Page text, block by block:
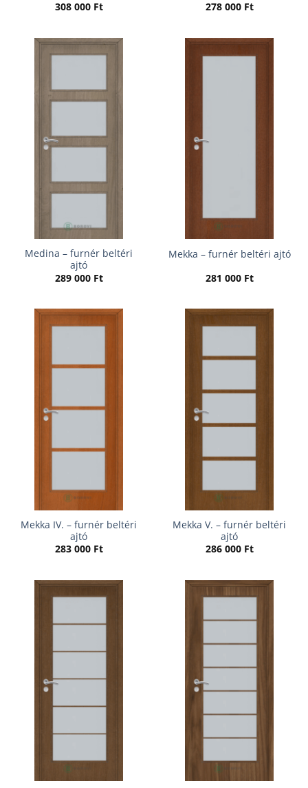
308 000 Ft
278 000 Ft
Medina – furnér beltéri
ajtó
289 000 Ft
Mekka – furnér beltéri ajtó
281 000 Ft
Mekka IV. – furnér beltéri
ajtó
283 000 Ft
Mekka V. – furnér beltéri
ajtó
286 000 Ft